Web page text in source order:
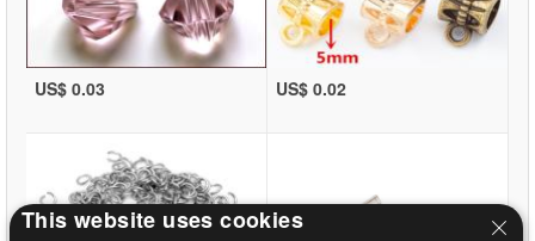
US$ 0.03 US$ 0.02
This website uses cookies